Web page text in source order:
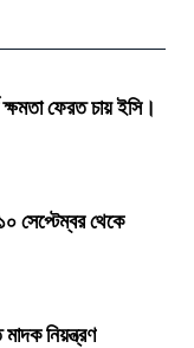
ফেরত চায় ইসি।
সেপ্টেম্বর থেকে
নিয়ন্ত্রণ